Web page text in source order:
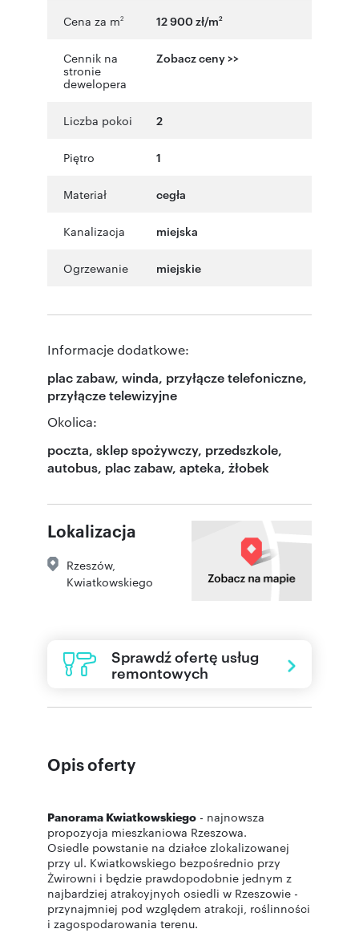
Cena za m2 12 900 zł/m2
Cennik na
stronie
dewelopera
Zobacz ceny >>
Liczba pokoi 2
Piętro 1
Materiał cegła
Kanalizacja miejska
Ogrzewanie miejskie
Informacje dodatkowe:
plac zabaw, winda, przyłącze telefoniczne,
przyłącze telewizyjne
Okolica:
poczta, sklep spożywczy, przedszkole,
autobus, plac zabaw, apteka, żłobek
Lokalizacja
Rzeszów,
Kwiatkowskiego
Sprawdź ofertę usług
remontowych
Opis oferty
Panorama Kwiatkowskiego - najnowsza
propozycja mieszkaniowa Rzeszowa.
Osiedle powstanie na działce zlokalizowanej
przy ul. Kwiatkowskiego bezpośrednio przy
Żwirowni i będzie prawdopodobnie jednym z
najbardziej atrakcyjnych osiedli w Rzeszowie -
przynajmniej pod względem atrakcji, roślinności
i zagospodarowania terenu.